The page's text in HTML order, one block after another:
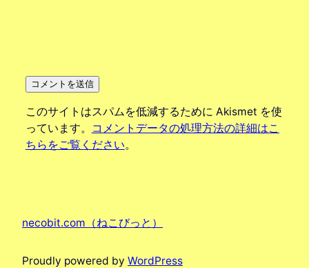
このサイトはスパムを低減するために Akismet を使
っています。
コメントデータの処理方法の詳細はこ
ちらをご覧ください。
necobit.com（ねこびっと）
Proudly powered by WordPress